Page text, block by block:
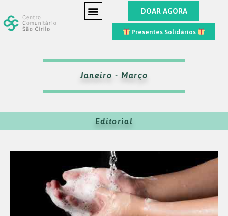
DOAR AGORA
Presentes Solidários
Janeiro - Março
Editorial